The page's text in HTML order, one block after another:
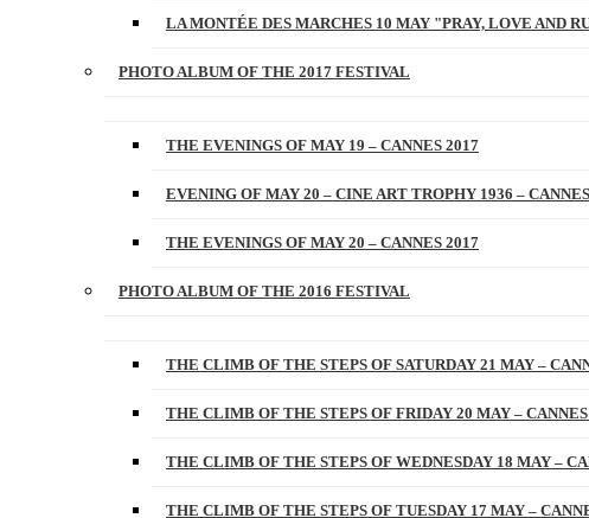
LA MONTÉE DES MARCHES 10 MAY "PRAY, LOVE AND
PHOTO ALBUM OF THE 2017 FESTIVAL
THE EVENINGS OF MAY 19 – CANNES 2017
EVENING OF MAY 20 – CINE ART TROPHY 1936 –
THE EVENINGS OF MAY 20 – CANNES 2017
PHOTO ALBUM OF THE 2016 FESTIVAL
THE CLIMB OF THE STEPS OF SATURDAY 21 MAY –
THE CLIMB OF THE STEPS OF FRIDAY 20 MAY – CANNES
THE CLIMB OF THE STEPS OF WEDNESDAY 18 MAY –
THE CLIMB OF THE STEPS OF TUESDAY 17 MAY –